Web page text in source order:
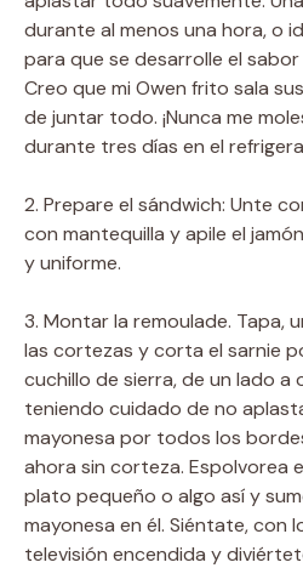
durante al menos una hora, o
para que se desarrolle el
Creo que mi Owen frito sala
de juntar todo. ¡Nunca me
durante tres días en el
2. Prepare el sándwich: Unte
con mantequilla y apile el
y uniforme.
3. Montar la remoulade. Tapa,
las cortezas y corta el sarnie
cuchillo de sierra, de un lado
teniendo cuidado de no
mayonesa por todos los
ahora sin corteza. Espolvorea
plato pequeño o algo así y
mayonesa en él. Siéntate, con
televisión encendida y